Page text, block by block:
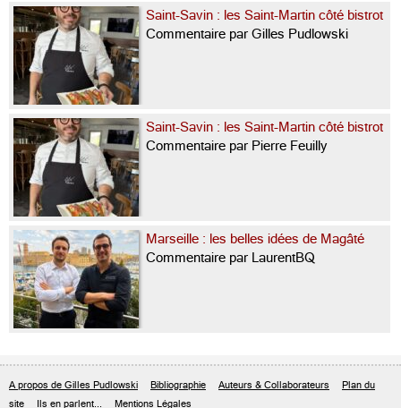
Saint-Savin : les Saint-Martin côté bistrot
Commentaire par Gilles Pudlowski
Saint-Savin : les Saint-Martin côté bistrot
Commentaire par Pierre Feuilly
Marseille : les belles idées de Magâté
Commentaire par LaurentBQ
A propos de Gilles Pudlowski Bibliographie Auteurs & Collaborateurs
Plan du
site
Ils en parlent... Mentions Légales